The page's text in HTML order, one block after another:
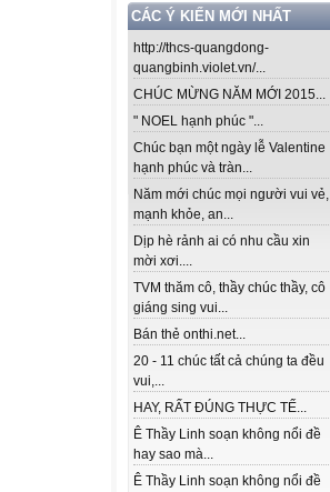
CÁC Ý KIẾN MỚI NHẤT
http://thcs-quangdong-
quangbinh.violet.vn/...
CHÚC MỪNG NĂM MỚI 2015...
" NOEL hạnh phúc "...
Chúc bạn một ngày lễ Valentine
hạnh phúc và tràn...
Năm mới chúc mọi người vui vẻ,
mạnh khỏe, an...
Dịp hè rảnh ai có nhu cầu xin
mời xơi....
TVM thăm cô, thầy chúc thầy, cô
giáng sing vui...
Bán thẻ onthi.net...
20 - 11 chúc tất cả chúng ta đều
vui,...
HAY, RẤT ĐÚNG THỰC TẾ...
Ê Thầy Linh soạn không nổi đề
hay sao mà...
Ê Thầy Linh soạn không nổi đề